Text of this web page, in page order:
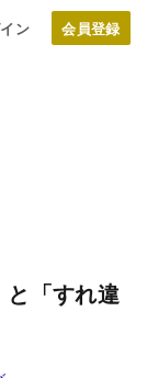
ン
と「すれ違